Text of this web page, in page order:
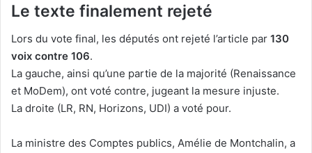
Le texte finalement rejeté
Lors du vote final, les députés ont rejeté l’article par 130
voix contre 106.
La gauche, ainsi qu’une partie de la majorité (Renaissance
et MoDem), ont voté contre, jugeant la mesure injuste.
La droite (LR, RN, Horizons, UDI) a voté pour.
La ministre des Comptes publics, Amélie de Montchalin, a